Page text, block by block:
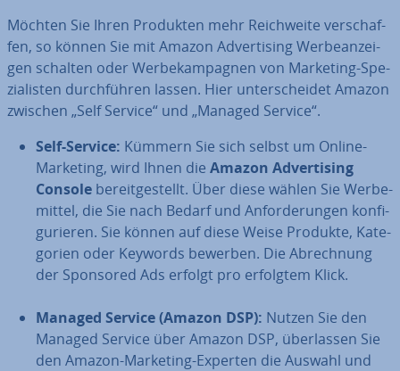
Möchten Sie Ihren Produkten mehr Reich­wei­te ver­schaf­
fen, so können Sie mit Amazon Ad­ver­ti­sing Wer­be­an­zei­
gen schalten oder Wer­be­kam­pa­gnen von Marketing-Spe­
zia­lis­ten durch­füh­ren lassen. Hier un­ter­schei­det Amazon
zwischen „Self Service“ und „Managed Service“.
Self-Service: Kümmern Sie sich selbst um Online-
Marketing, wird Ihnen die Amazon Ad­ver­ti­sing
Console be­reit­ge­stellt. Über diese wählen Sie Wer­be­
mit­tel, die Sie nach Bedarf und An­for­de­run­gen kon­fi­
gu­rie­ren. Sie können auf diese Weise Produkte, Ka­te­
go­rien oder Keywords bewerben. Die Ab­rech­nung
der Sponsored Ads erfolgt pro erfolgtem Klick.
Managed Service (Amazon DSP): Nutzen Sie den
Managed Service über Amazon DSP, über­las­sen Sie
den Amazon-Marketing-Experten die Auswahl und